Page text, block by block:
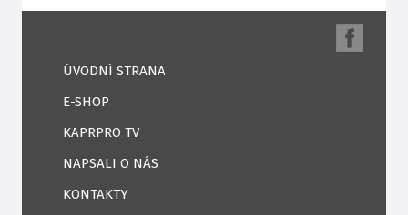
ÚVODNÍ STRANA
E-SHOP
KAPRPRO TV
NAPSALI O NÁS
KONTAKTY